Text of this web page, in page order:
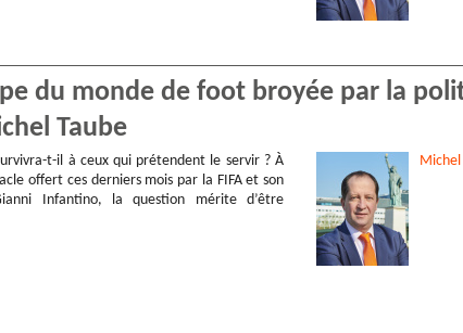
du monde de foot broyée par la
Taube
t-il à ceux qui prétendent le servir ? À
offert ces derniers mois par la FIFA et son
Infantino, la question mérite d’être
Michel